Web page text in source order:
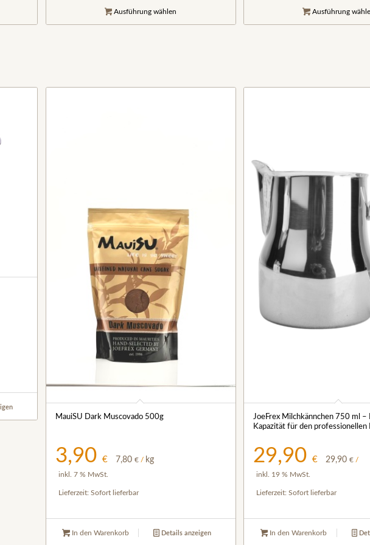
Ausführung wählen Ausführung
MauiSU Dark Muscovado 500g
3,90 € 7,80 €/ kg
inkl. 7 % MwSt.
Lieferzeit: Sofort lieferbar
In den Warenkorb Details anzeigen
JoeFrex Milchkännchen 750 ml –
Kapazität für den professionellen
29,90€ 29,90€ /
inkl. 19 % MwSt.
Lieferzeit:Sofort lieferbar
In den Warenkorb